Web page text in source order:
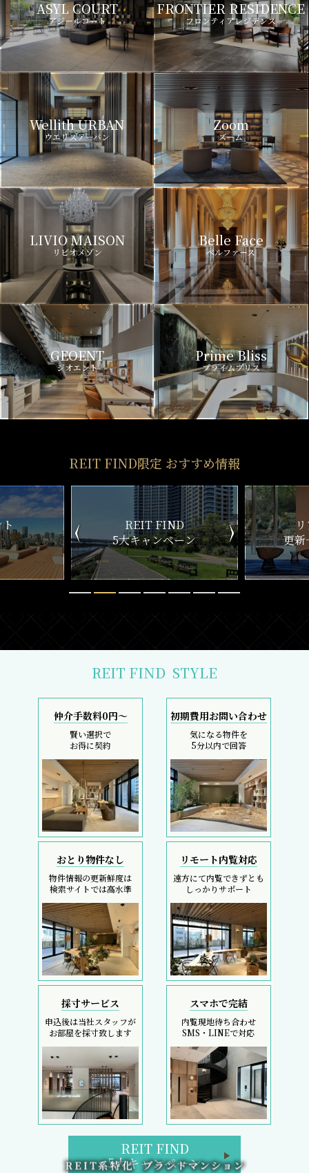
ASYL COURT
アジールコート
FRONTIER RESIDENCE
フロンティアレジデンス
Wellith URBAN
ウエリスアーバン
Zoom
ズーム
LIVIO MAISON
リビオメゾン
Belle Face
ベルファース
GEOENT
ジオエント
Prime Bliss
プライムブリス
REIT FIND限定 おすすめ情報
ン
リアルタイム
更新一覧チェック
新
REIT FIND STYLE
仲介手数料0円～
賢い選択で
お得に契約
初期費用お問い合わせ
気になる物件を
5分以内で回答
おとり物件なし
物件情報の更新鮮度は
検索サイトでは高水準
リモート内覧対応
遠方にて内覧できずとも
しっかりサポート
採寸サービス
申込後は当社スタッフが
お部屋を採寸致します
スマホで完結
内覧現地待ち合わせ
SMS・LINEで対応
REIT FIND
5大キャンペーン